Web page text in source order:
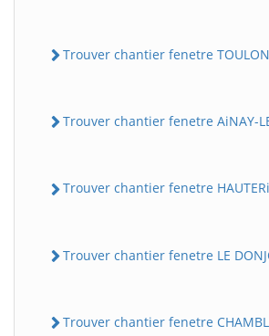
Trouver chantier fenetre
Trouver chantier fenetre AiNAY-
Trouver chantier fenetre
Trouver chantier fenetre LE
Trouver chantier fenetre